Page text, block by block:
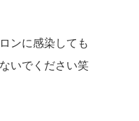
ンに感染しても
いでください笑